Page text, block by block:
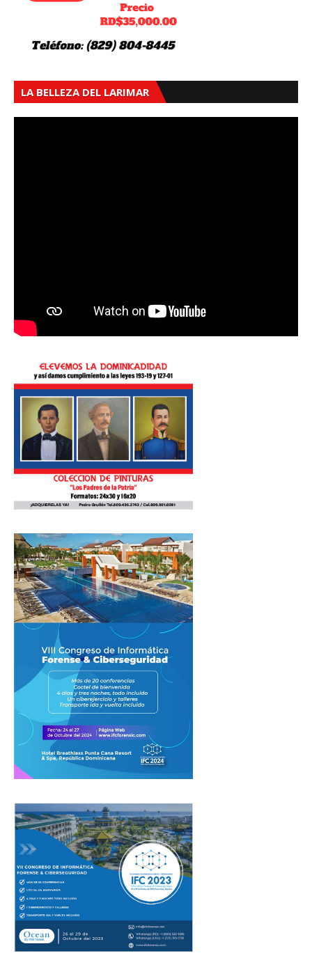
LA BELLEZA DEL LARIMAR